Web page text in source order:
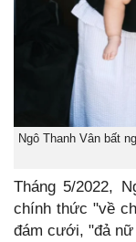
Ngô Thanh Vân bất
Tháng 5/2022,
chính thức "về
đám cưới, "đả nữ